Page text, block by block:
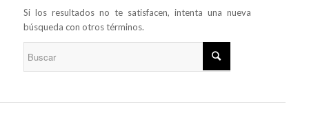
Si los resultados no te satisfacen, intenta una nueva
búsqueda con otros términos.